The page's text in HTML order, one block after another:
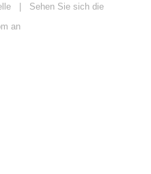
| Sehen Sie sich die
an